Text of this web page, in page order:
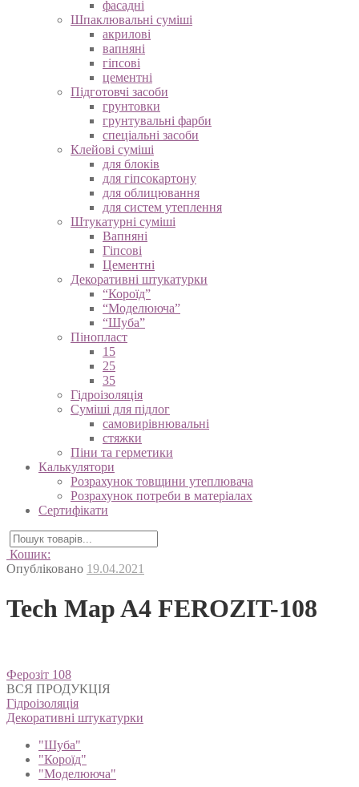
фасадні
Шпаклювальні суміші
акрилові
вапняні
гіпсові
цементні
Підготовчі засоби
грунтовки
грунтувальні фарби
спеціальні засоби
Клейові суміші
для блоків
для гіпсокартону
для облицювання
для систем утеплення
Штукатурні суміші
Вапняні
Гіпсові
Цементні
Декоративні штукатурки
“Короїд”
“Моделююча”
“Шуба”
Пінопласт
15
25
35
Гідроізоляція
Суміші для підлог
самовирівнювальні
стяжки
Піни та герметики
Калькулятори
Розрахунок товщини утеплювача
Розрахунок потреби в матеріалах
Сертифікати
Кошик:
Опубліковано 19.04.2021
Tech Map A4 FEROZIT-108
Навігація
записів
Ферозіт 108
ВСЯ ПРОДУКЦІЯ
Гідроізоляція
Декоративні штукатурки
"Шуба"
"Короїд"
"Моделююча"